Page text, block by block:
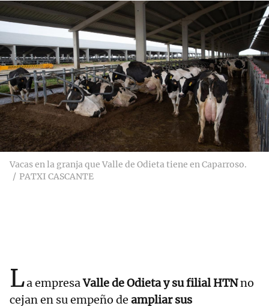
Vacas en la granja que Valle de Odieta tiene en Caparroso.
PATXI CASCANTE
La empresaValle de Odieta y su filial HTNno
cejan en su empeño de ampliar sus